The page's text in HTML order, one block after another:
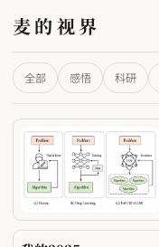
麦的视界
全部 感悟 科研